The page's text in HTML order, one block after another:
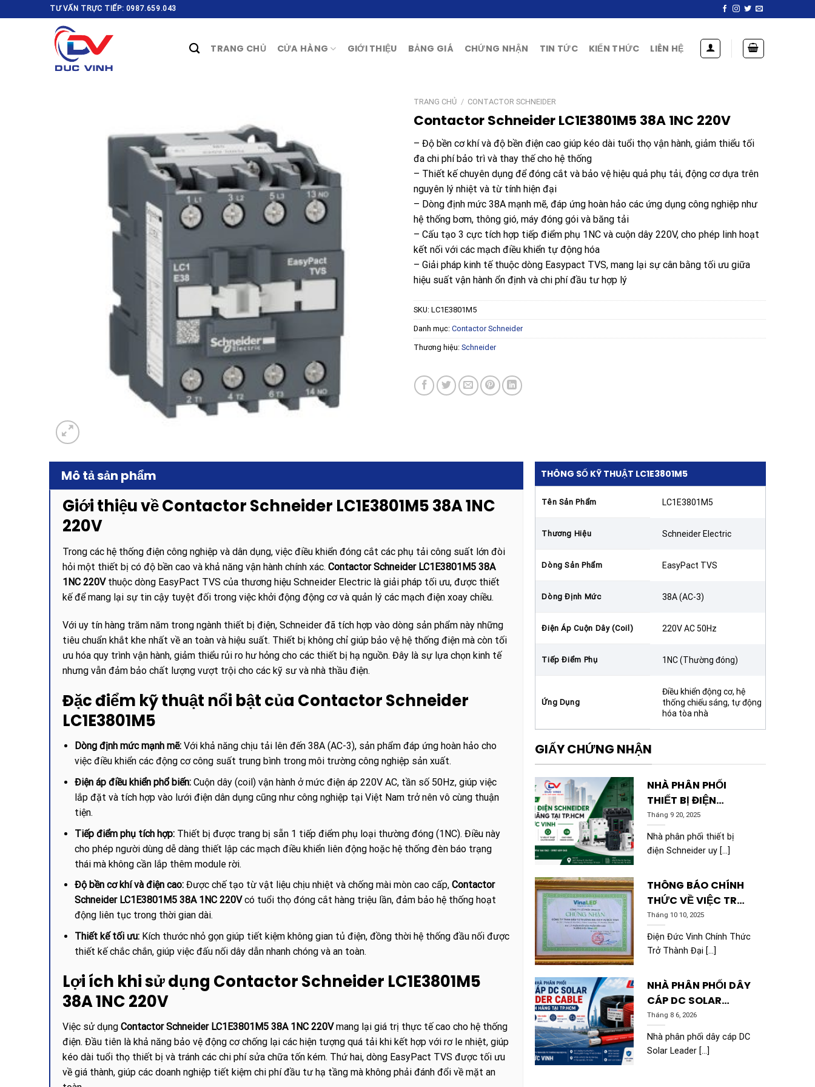
to
TƯ VẤN TRỰC TIẾP: 0987.659.043
TRANG CHỦ CỬA HÀNG GIỚI THIỆU BẢNG GIÁ CHỨNG NHẬN TIN TỨC KIẾN THỨC LIÊN HỆ
TRANG CHỦ / CONTACTOR SCHNEIDER
Contactor Schneider LC1E3801M5 38A 1NC 220V
– Độ bền cơ khí và độ bền điện cao giúp kéo dài tuổi thọ vận hành, giảm thiểu tối
đa chi phí bảo trì và thay thế cho hệ thống
– Thiết kế chuyên dụng để đóng cắt và bảo vệ hiệu quả phụ tải, động cơ dựa trên
nguyên lý nhiệt và từ tính hiện đại
– Dòng định mức 38A mạnh mẽ, đáp ứng hoàn hảo các ứng dụng công nghiệp như
hệ thống bơm, thông gió, máy đóng gói và băng tải
– Cấu tạo 3 cực tích hợp tiếp điểm phụ 1NC và cuộn dây 220V, cho phép linh hoạt
kết nối với các mạch điều khiển tự động hóa
– Giải pháp kinh tế thuộc dòng Easypact TVS, mang lại sự cân bằng tối ưu giữa
hiệu suất vận hành ổn định và chi phí đầu tư hợp lý
SKU: LC1E3801M5
Danh mục: Contactor Schneider
Thương hiệu: Schneider
Mô tả sản phẩm
Giới thiệu về Contactor Schneider LC1E3801M5 38A 1NC
220V
Trong các hệ thống điện công nghiệp và dân dụng, việc điều khiển đóng cắt các phụ tải công suất lớn đòi
hỏi một thiết bị có độ bền cao và khả năng vận hành chính xác. Contactor Schneider LC1E3801M5 38A
1NC 220Vthuộc dòng EasyPact TVS của thương hiệu Schneider Electric là giải pháp tối ưu, được thiết
kế để mang lại sự tin cậy tuyệt đối trong việc khởi động động cơ và quản lý các mạch điện xoay chiều.
Với uy tín hàng trăm năm trong ngành thiết bị điện, Schneider đã tích hợp vào dòng sản phẩm này những
tiêu chuẩn khắt khe nhất về an toàn và hiệu suất. Thiết bị không chỉ giúp bảo vệ hệ thống điện mà còn tối
ưu hóa quy trình vận hành, giảm thiểu rủi ro hư hỏng cho các thiết bị hạ nguồn. Đây là sự lựa chọn kinh tế
nhưng vẫn đảm bảo chất lượng vượt trội cho các kỹ sư và nhà thầu điện.
Đặc điểm kỹ thuật nổi bật của Contactor Schneider
LC1E3801M5
Dòng định mức mạnh mẽ: Với khả năng chịu tải lên đến 38A (AC-3), sản phẩm đáp ứng hoàn hảo cho
việc điều khiển các động cơ công suất trung bình trong môi trường công nghiệp sản xuất.
Điện áp điều khiển phổ biến: Cuộn dây (coil) vận hành ở mức điện áp 220V AC, tần số 50Hz, giúp việc
lắp đặt và tích hợp vào lưới điện dân dụng cũng như công nghiệp tại Việt Nam trở nên vô cùng thuận
tiện.
Tiếp điểm phụ tích hợp: Thiết bị được trang bị sẵn 1 tiếp điểm phụ loại thường đóng (1NC). Điều này
cho phép người dùng dễ dàng thiết lập các mạch điều khiển liên động hoặc hệ thống đèn báo trạng
thái mà không cần lắp thêm module rời.
Độ bền cơ khí và điện cao: Được chế tạo từ vật liệu chịu nhiệt và chống mài mòn cao cấp,Contactor
Schneider LC1E3801M5 38A 1NC 220Vcó tuổi thọ đóng cắt hàng triệu lần, đảm bảo hệ thống hoạt
động liên tục trong thời gian dài.
Thiết kế tối ưu: Kích thước nhỏ gọn giúp tiết kiệm không gian tủ điện, đồng thời hệ thống đầu nối được
thiết kế chắc chắn, giúp việc đấu nối dây dẫn nhanh chóng và an toàn.
Lợi ích khi sử dụng Contactor Schneider LC1E3801M5
38A 1NC 220V
Việc sử dụng Contactor Schneider LC1E3801M5 38A 1NC 220Vmang lại giá trị thực tế cao cho hệ thống
điện. Đầu tiên là khả năng bảo vệ động cơ chống lại các hiện tượng quá tải khi kết hợp với rơ le nhiệt, giúp
kéo dài tuổi thọ thiết bị và tránh các chi phí sửa chữa tốn kém. Thứ hai, dòng EasyPact TVS được tối ưu
về giá thành, giúp các doanh nghiệp tiết kiệm chi phí đầu tư hạ tầng mà không phải đánh đổi về mặt an
THÔNG SỐ KỸ THUẬT LC1E3801M5
Tên Sản Phẩm LC1E3801M5
Thương Hiệu Schneider Electric
Dòng Sản Phẩm EasyPact TVS
Dòng Định Mức 38A (AC-3)
Điện Áp Cuộn Dây (Coil) 220V AC 50Hz
Tiếp Điểm Phụ 1NC (Thường đóng)
Ứng Dụng
Điều khiển động cơ, hệ
thống chiếu sáng, tự động
hóa tòa nhà
GIẤY CHỨNG NHẬN
NHÀ PHÂN PHỐI
THIẾT BỊ ĐIỆN
SCHNEIDER CHÍNH
HÃNG TẠI TP.HCM |
ĐỨC VINH
Tháng 9 20, 2025
Nhà phân phối thiết bị
điện Schneider uy [...]
THÔNG BÁO CHÍNH
THỨC VỀ VIỆC TRỞ
THÀNH ĐẠI LÝ PHÂN
PHỐI CỦA VINALED
Tháng 10 10, 2025
Điện Đức Vinh Chính Thức
Trở Thành Đại [...]
NHÀ PHÂN PHỐI DÂY
CÁP DC SOLAR
LEADER CABLE
CHÍNH HÃNG TẠI
TP.HCM | ĐỨC VINH
Tháng 8 6, 2026
Nhà phân phối dây cáp DC
Solar Leader [...]